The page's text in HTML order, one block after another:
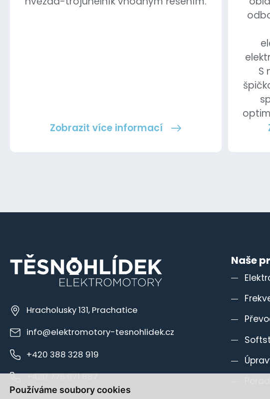
Používáme soubory cookies
Zobrazit více informací
S
Hracholusky 131, Prachatice
info@elektromotory-tesnohlidek.cz
+420 388 328 919
+420 775 971 887
Naše